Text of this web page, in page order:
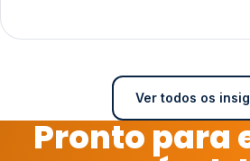
Ver todos os
Pronto para